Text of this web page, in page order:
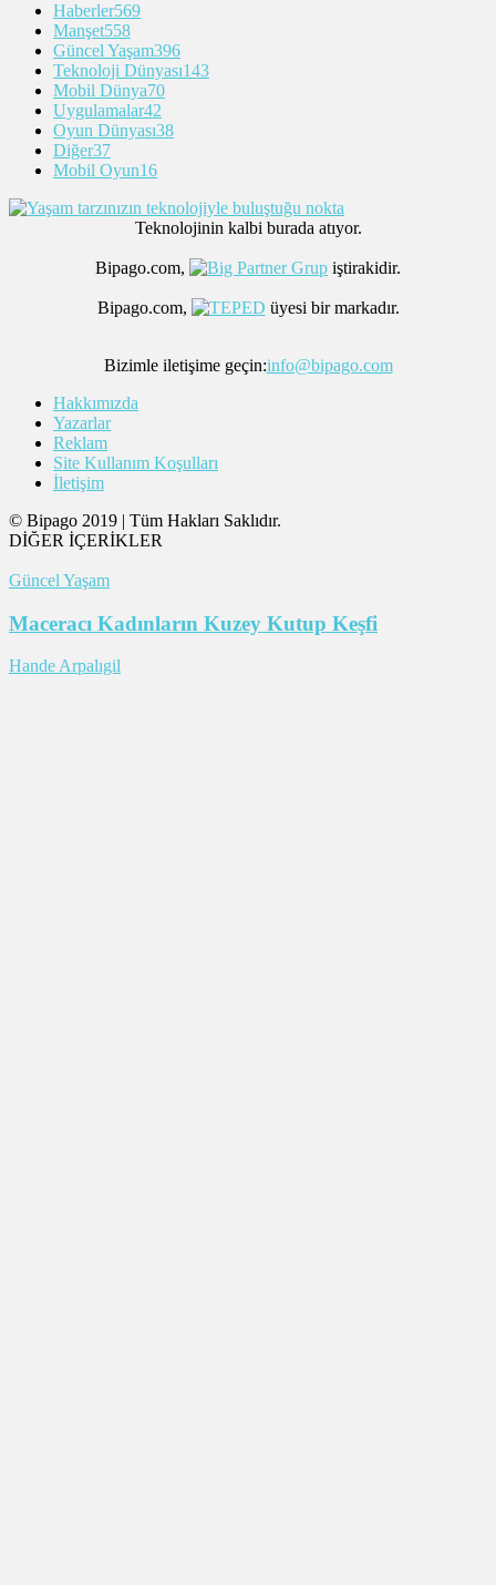
Haberler569
Manşet558
Güncel Yaşam396
Teknoloji Dünyası143
Mobil Dünya70
Uygulamalar42
Oyun Dünyası38
Diğer37
Mobil Oyun16
Teknolojinin kalbi burada atıyor.
Bipago.com, iştirakidir.
Bipago.com, üyesi bir markadır.
Bizimle iletişime geçin:info@bipago.com
Hakkımızda
Yazarlar
Reklam
Site Kullanım Koşulları
İletişim
© Bipago 2019 | Tüm Hakları Saklıdır.
DİĞER İÇERİKLER
Güncel Yaşam
Maceracı Kadınların Kuzey Kutup Keşfi
Hande Arpalıgil